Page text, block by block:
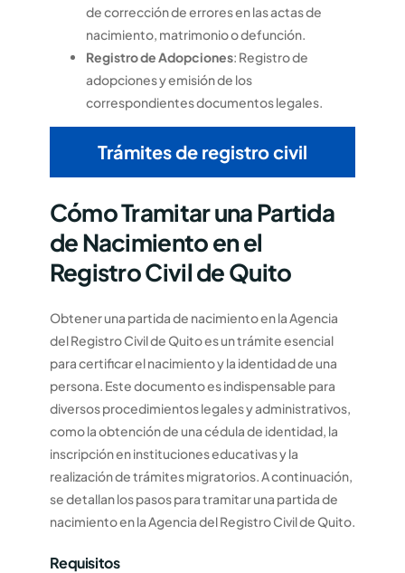
de corrección de errores en las actas de
nacimiento, matrimonio o defunción.
Registro de Adopciones: Registro de
adopciones y emisión de los
correspondientes documentos legales.
Trámites de registro civil
Cómo Tramitar una Partida
de Nacimiento en el
Registro Civil de Quito
Obtener una partida de nacimiento en la Agencia
del Registro Civil de Quito es un trámite esencial
para certificar el nacimiento y la identidad de una
persona. Este documento es indispensable para
diversos procedimientos legales y administrativos,
como la obtención de una cédula de identidad, la
inscripción en instituciones educativas y la
realización de trámites migratorios. A continuación,
se detallan los pasos para tramitar una partida de
nacimiento en la Agencia del Registro Civil de Quito.
Requisitos